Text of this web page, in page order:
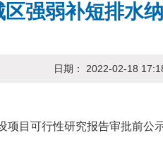
区强弱补短排水
日期： 2022-02-18
项目可行性研究报告审批前公